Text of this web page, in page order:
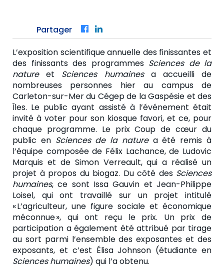
Partager Facebook
L’exposition scientifique annuelle des finissantes et
des finissants des programmes Sciences de la
natureet Sciences humaines a accueilli de
nombreuses personnes hier au campus de
Carleton-sur-Mer du Cégep de la Gaspésie et des
Îles. Le public ayant assisté à l’événement était
invité à voter pour son kiosque favori, et ce, pour
chaque programme. Le prix Coup de cœur du
public en Sciences de la naturea été remis à
l’équipe composée de Félix Lachance, de Ludovic
Marquis et de Simon Verreault, qui a réalisé un
projet à propos du biogaz. Du côté des Sciences
humaines, ce sont Issa Gauvin et Jean-Philippe
Loisel, qui ont travaillé sur un projet intitulé
« L’agriculteur, une figure sociale et économique
méconnue », qui ont reçu le prix. Un prix de
participation a également été attribué par tirage
au sort parmi l’ensemble des exposantes et des
exposants, et c’est Élisa Johnson (étudiante en
Sciences humaines) qui l’a obtenu.